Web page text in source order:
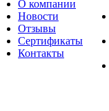
О компании
Новости
Отзывы
Сертификаты
Контакты